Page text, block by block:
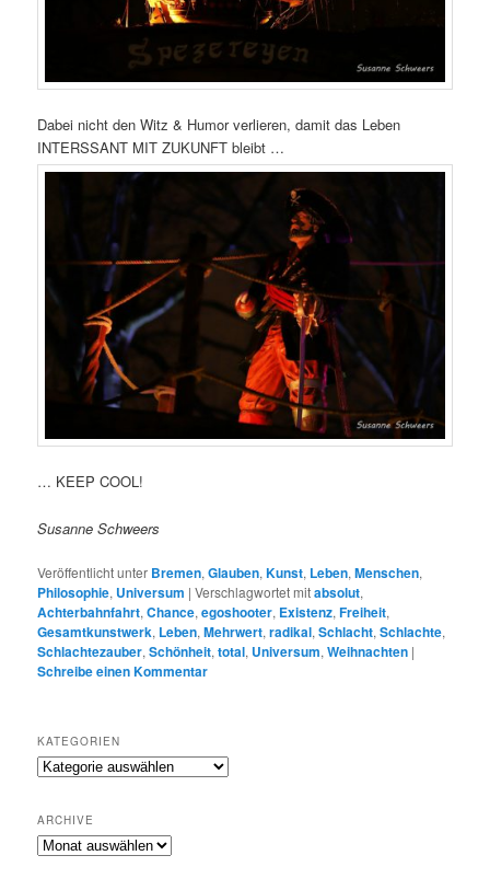
Dabei nicht den Witz & Humor verlieren, damit das Leben
INTERSSANT MIT ZUKUNFT bleibt …
… KEEP COOL!
Susanne Schweers
Veröffentlicht unter Bremen,Glauben,Kunst, Leben,Menschen,
Philosophie, Universum |Verschlagwortet mitabsolut,
Achterbahnfahrt,Chance,egoshooter, Existenz,Freiheit,
Gesamtkunstwerk, Leben,Mehrwert,radikal,Schlacht,Schlachte,
Schlachtezauber,Schönheit,total, Universum,Weihnachten |
Schreibe einen Kommentar
KATEGORIEN
K
e
g
ARCHIVE
A